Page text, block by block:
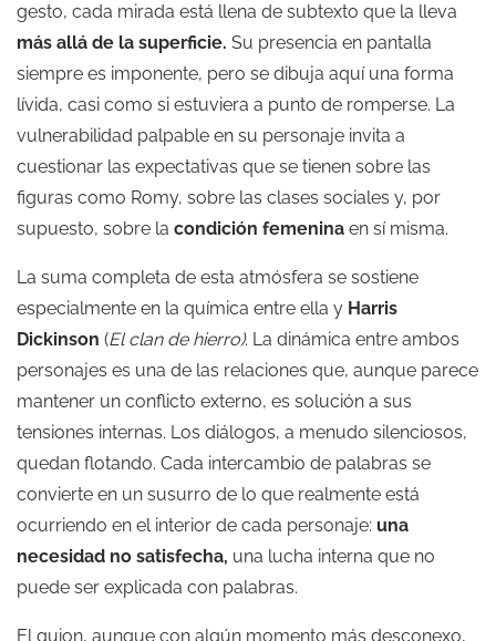
gesto, cada mirada está llena de subtexto que la lleva
más allá de la superficie. Su presencia en pantalla
siempre es imponente, pero se dibuja aquí una forma
lívida, casi como si estuviera a punto de romperse. La
vulnerabilidad palpable en su personaje invita a
cuestionar las expectativas que se tienen sobre las
figuras como Romy, sobre las clases sociales y, por
supuesto, sobre la condición femenina en sí misma.
La suma completa de esta atmósfera se sostiene
especialmente en la química entre ella y Harris
Dickinson (El clan de hierro). La dinámica entre ambos
personajes es una de las relaciones que, aunque parece
mantener un conflicto externo, es solución a sus
tensiones internas. Los diálogos, a menudo silenciosos,
quedan flotando. Cada intercambio de palabras se
convierte en un susurro de lo que realmente está
ocurriendo en el interior de cada personaje: una
necesidad no satisfecha, una lucha interna que no
puede ser explicada con palabras.
El guion, aunque con algún momento más desconexo,